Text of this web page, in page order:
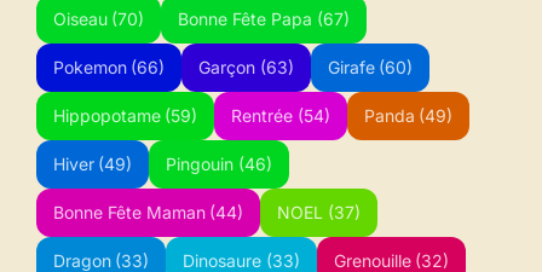
Oiseau (70) Bonne Fête Papa (67)
Pokemon (66) Garçon (63) Girafe (60)
Hippopotame (59) Rentrée (54) Panda (49)
Hiver (49) Pingouin (46)
Bonne Fête Maman (44) NOEL (37)
Dragon (33) Dinosaure (33) Grenouille (32)